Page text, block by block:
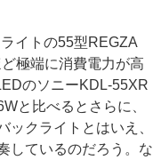
イトの55型REGZA
極端に消費電力が高
のソニーKDL-55XR
と比べるとさらに、
ックライトとはいえ、
しているのだろう。な